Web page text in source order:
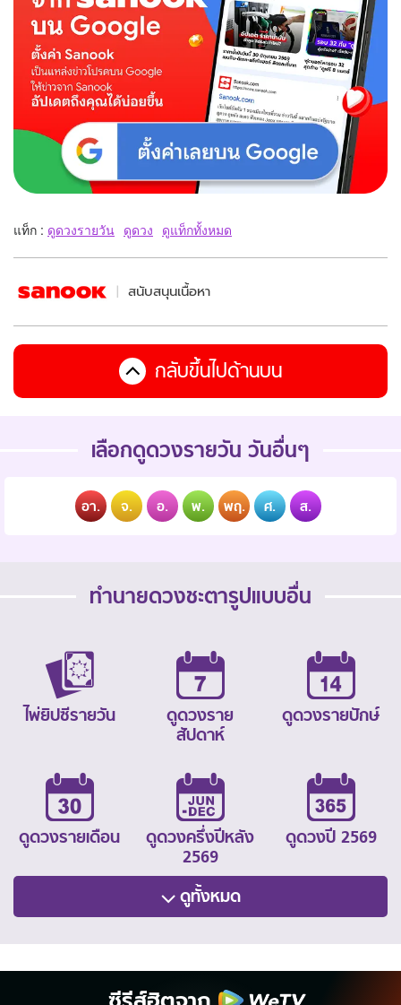
แท็ก : ดูดวงรายวัน ดูดวง ดูแท็กทั้งหมด
สนับสนุนเนื้อหา
กลับขึ้นไปด้านบน
เลือกดูดวงรายวัน วันอื่นๆ
อา. จ. อ. พ. พฤ. ศ. ส.
ทำนายดวงชะตารูปแบบอื่น
ไพ่ยิปซีรายวัน
ดูดวงราย
สัปดาห์
ดูดวงรายปักษ์
ดูดวงรายเดือน
ดูดวงครึ่งปีหลัง
2569
ดูดวงปี 2569
ดูทั้งหมด